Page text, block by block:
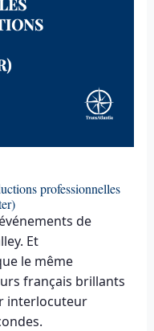
professionnelles
de
Et
le même
français brillants
interlocuteur